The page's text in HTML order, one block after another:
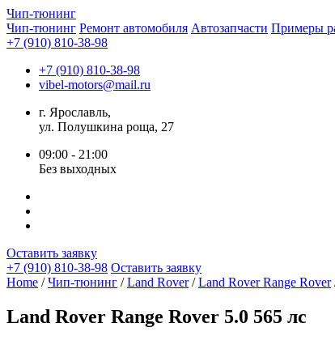
Чип-тюнинг
Чип-тюнинг Ремонт автомобиля Автозапчасти Примеры
+7 (910) 810-38-98
+7 (910) 810-38-98
vibel-motors@mail.ru
г. Ярославль,
ул. Полушкина роща, 27
09:00 - 21:00
Без выходных
Оставить заявку
+7 (910) 810-38-98 Оставить заявку
Home /Чип-тюнинг /Land Rover/Land Rover Range Rover
Land Rover Range Rover 5.0 565 лс